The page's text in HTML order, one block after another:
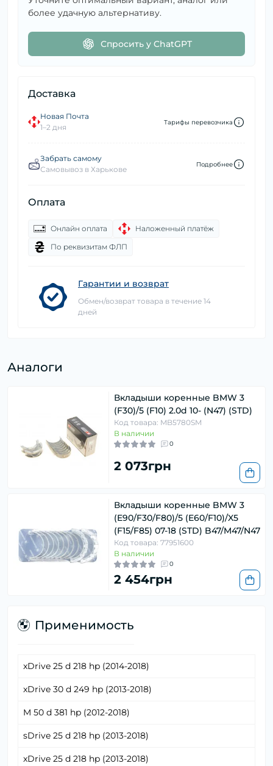
более удачную альтернативу.
Спросить у ChatGPT
Доставка
Новая Почта
1–2 дня
Тарифы перевозчика
Забрать самому
Самовывоз в Харькове
Подробнее
Оплата
Онлайн оплата
Наложенный платёж
По реквизитам ФЛП
Гарантии и возврат
Обмен/возврат товара в течение 14
дней
Аналоги
Вкладыши коренные BMW 3
(F30)/5 (F10) 2.0d 10- (N47) (STD)
Код товара: MB5780SM
В наличии
0
2 073грн
Вкладыши коренные BMW 3
(E90/F30/F80)/5 (E60/F10)/X5
(F15/F85) 07-18 (STD) B47/M47/N47
Код товара: 77951600
В наличии
0
2 454грн
Применимость
xDrive 25 d 218 hp (2014-2018)
xDrive 30 d 249 hp (2013-2018)
M 50 d 381 hp (2012-2018)
sDrive 25 d 218 hp (2013-2018)
xDrive 25 d 218 hp (2013-2018)